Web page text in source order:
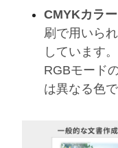
CMYKカラ
刷で用いら
しています
RGBモード
は異なる色